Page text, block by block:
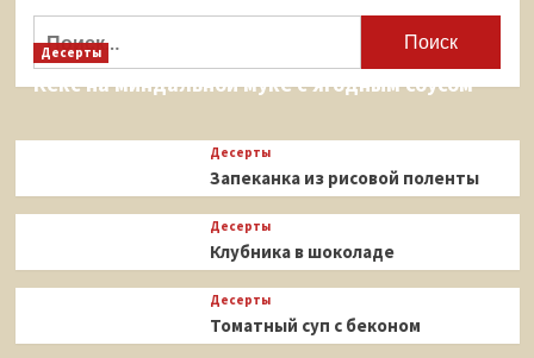
Десерты
Кекс на миндальной муке с ягодным соусом
Десерты
Запеканка из рисовой поленты
Десерты
Клубника в шоколаде
Десерты
Томатный суп с беконом